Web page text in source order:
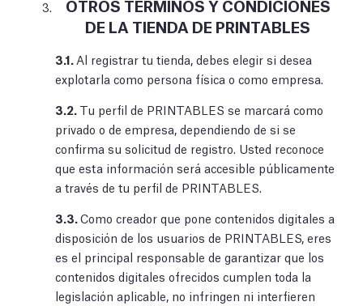
OTROS TÉRMINOS Y CONDICIONES
DE LA TIENDA DE PRINTABLES
3.1. Al registrar tu tienda, debes elegir si desea
explotarla como persona física o como empresa.
3.2. Tu perfil de PRINTABLES se marcará como
privado o de empresa, dependiendo de si se
confirma su solicitud de registro. Usted reconoce
que esta información será accesible públicamente
a través de tu perfil de PRINTABLES.
3.3.Como creador que pone contenidos digitales a
disposición de los usuarios de PRINTABLES, eres
es el principal responsable de garantizar que los
contenidos digitales ofrecidos cumplen toda la
legislación aplicable, no infringen ni interfieren